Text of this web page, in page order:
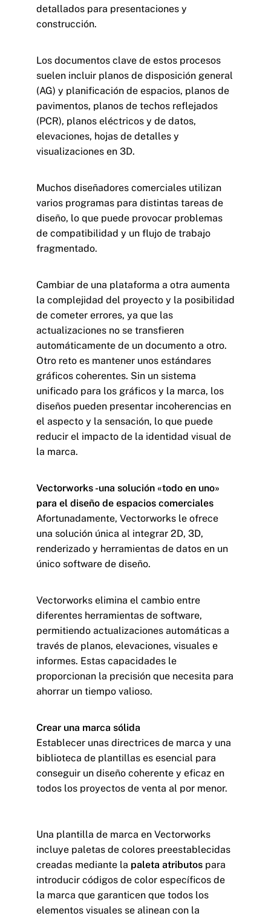
detallados para presentaciones y
construcción.
Los documentos clave de estos procesos
suelen incluir planos de disposición general
(AG) y planificación de espacios, planos de
pavimentos, planos de techos reflejados
(PCR), planos eléctricos y de datos,
elevaciones, hojas de detalles y
visualizaciones en 3D.
Muchos diseñadores comerciales utilizan
varios programas para distintas tareas de
diseño, lo que puede provocar problemas
de compatibilidad y un flujo de trabajo
fragmentado.
Cambiar de una plataforma a otra aumenta
la complejidad del proyecto y la posibilidad
de cometer errores, ya que las
actualizaciones no se transfieren
automáticamente de un documento a otro.
Otro reto es mantener unos estándares
gráficos coherentes. Sin un sistema
unificado para los gráficos y la marca, los
diseños pueden presentar incoherencias en
el aspecto y la sensación, lo que puede
reducir el impacto de la identidad visual de
la marca.
Vectorworks -una solución «todo en uno»
para el diseño de espacios comerciales
Afortunadamente, Vectorworks le ofrece
una solución única al integrar 2D, 3D,
renderizado y herramientas de datos en un
único software de diseño.
Vectorworks elimina el cambio entre
diferentes herramientas de software,
permitiendo actualizaciones automáticas a
través de planos, elevaciones, visuales e
informes. Estas capacidades le
proporcionan la precisión que necesita para
ahorrar un tiempo valioso.
Crear una marca sólida
Establecer unas directrices de marca y una
biblioteca de plantillas es esencial para
conseguir un diseño coherente y eficaz en
todos los proyectos de venta al por menor.
Una plantilla de marca en Vectorworks
incluye paletas de colores preestablecidas
creadas mediante la paleta atributos para
introducir códigos de color específicos de
la marca que garanticen que todos los
elementos visuales se alinean con la